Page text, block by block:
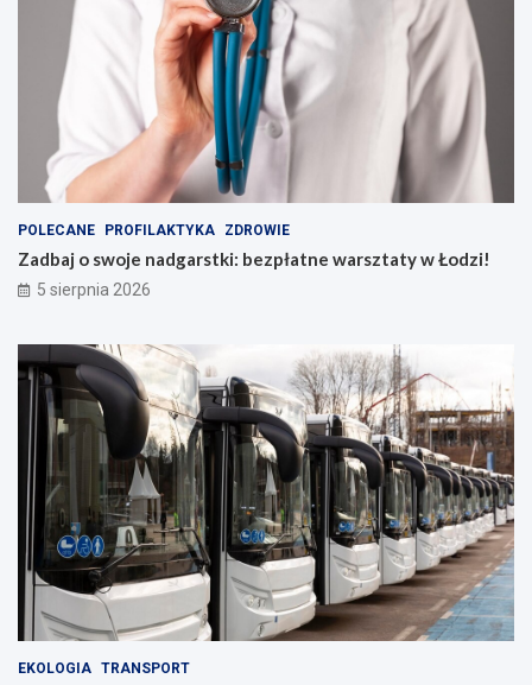
POLECANE PROFILAKTYKA ZDROWIE
Zadbaj o swoje nadgarstki: bezpłatne warsztaty w Łodzi!
5 sierpnia 2026
EKOLOGIA TRANSPORT